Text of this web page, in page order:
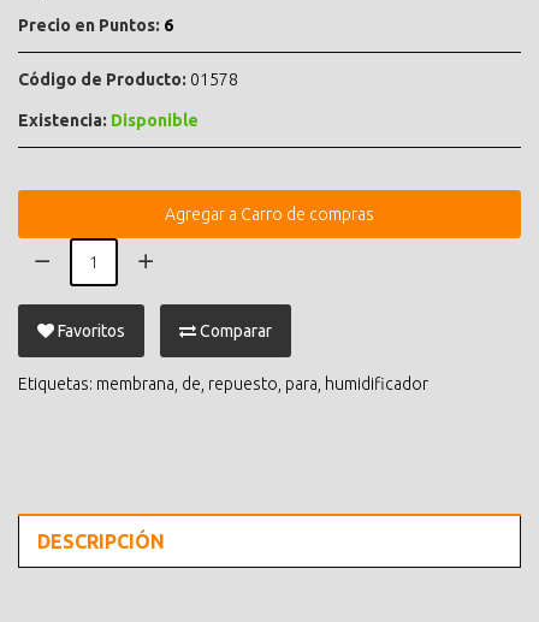
Precio en Puntos: 6
Código de Producto: 01578
Existencia: Disponible
Agregar a Carro de compras
Favoritos Comparar
Etiquetas: membrana de repuesto para humidificador
DESCRIPCIÓN